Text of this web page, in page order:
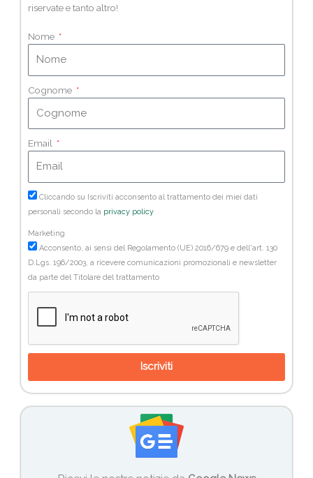
riservate e tanto altro!
Nome
Cognome
Email
Cliccando su Iscriviti acconsento al trattamento dei miei dati
personali secondo la privacy policy
Marketing
Acconsento, ai sensi del Regolamento (UE) 2016/679 e dell'art. 130
D.Lgs. 196/2003, a ricevere comunicazioni promozionali e newsletter
da parte del Titolare del trattamento
Iscriviti